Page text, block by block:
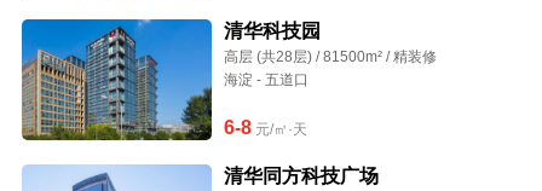
清华科技园
高层 (共28层) / 81500m² / 精装修
海淀 - 五道口
6-8元/㎡·天
清华同方科技广场